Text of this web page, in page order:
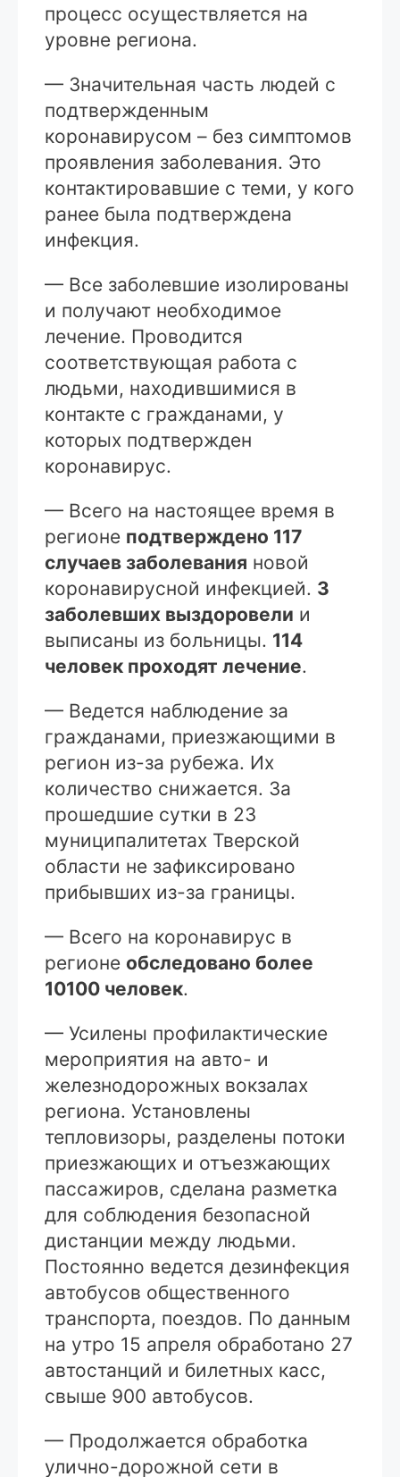
процесс осуществляется на
уровне региона.
— Значительная часть людей с
подтвержденным
коронавирусом – без симптомов
проявления заболевания. Это
контактировавшие с теми, у кого
ранее была подтверждена
инфекция.
— Все заболевшие изолированы
и получают необходимое
лечение. Проводится
соответствующая работа с
людьми, находившимися в
контакте с гражданами, у
которых подтвержден
коронавирус.
— Всего на настоящее время в
регионе подтверждено 117
случаев заболевания новой
коронавирусной инфекцией. 3
заболевших выздоровели и
выписаны из больницы. 114
человек проходят лечение.
— Ведется наблюдение за
гражданами, приезжающими в
регион из-за рубежа. Их
количество снижается. За
прошедшие сутки в 23
муниципалитетах Тверской
области не зафиксировано
прибывших из-за границы.
— Всего на коронавирус в
регионе обследовано более
10100 человек.
— Усилены профилактические
мероприятия на авто- и
железнодорожных вокзалах
региона. Установлены
тепловизоры, разделены потоки
приезжающих и отъезжающих
пассажиров, сделана разметка
для соблюдения безопасной
дистанции между людьми.
Постоянно ведется дезинфекция
автобусов общественного
транспорта, поездов. По данным
на утро 15 апреля обработано 27
автостанций и билетных касс,
свыше 900 автобусов.
— Продолжается обработка
улично-дорожной сети в